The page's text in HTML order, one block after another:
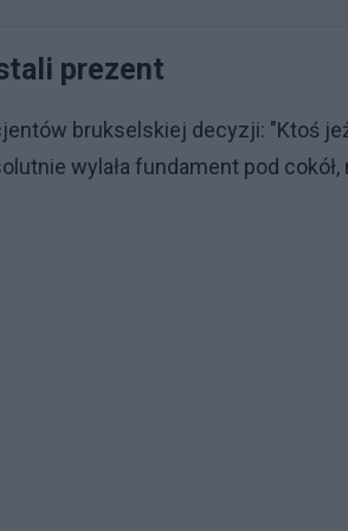
prezent
brukselskiej decyzji: "Ktoś
wylała fundament pod